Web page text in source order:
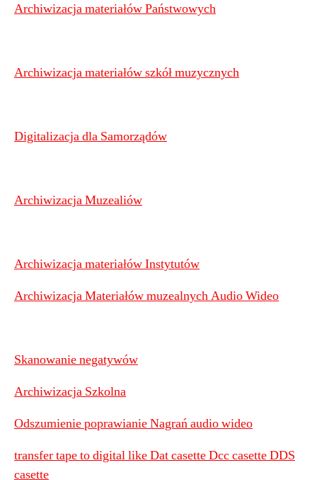
Archiwizacja materiałów Państwowych
Archiwizacja materiałów szkół muzycznych
Digitalizacja dla Samorządów
Archiwizacja Muzealiów
Archiwizacja materiałów Instytutów
Archiwizacja Materiałów muzealnych Audio Wideo
Skanowanie negatywów
Archiwizacja Szkolna
Odszumienie poprawianie Nagrań audio wideo
transfer tape to digital like Dat casette Dcc casette DDS
casette